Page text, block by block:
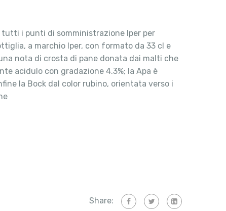
i punti di somministrazione Iper per
a marchio Iper, con formato da 33 cl e
nota di crosta di pane donata dai malti che
acidulo con gradazione 4.3%; la Apa è
la Bock dal color rubino, orientata verso i
Share: